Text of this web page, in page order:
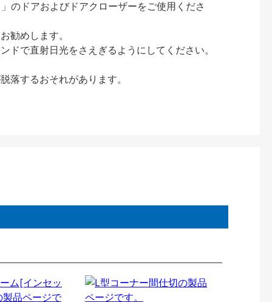
のドアおよびドアクローザーをご使用くださ
勧めします。
で直射日光をさえぎるようにしてください。
落するおそれがあります。